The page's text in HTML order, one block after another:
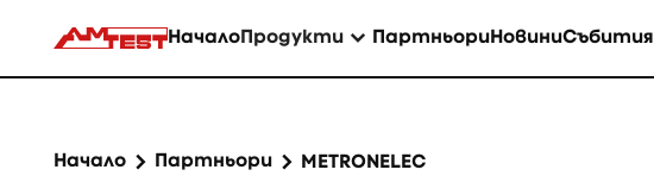
НачалоПродукти ПартньориНовиниСъбития
Начало Партньори METRONELEC